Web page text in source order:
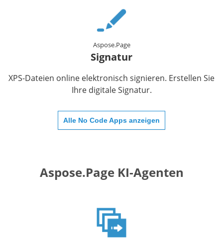
Aspose.Page
Signatur
XPS-Dateien online elektronisch signieren. Erstellen Sie
Ihre digitale Signatur.
Alle No Code Apps anzeigen
Aspose.Page KI-Agenten